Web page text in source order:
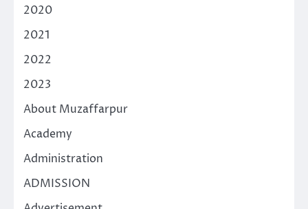
2020
2021
2022
2023
About Muzaffarpur
Academy
Administration
ADMISSION